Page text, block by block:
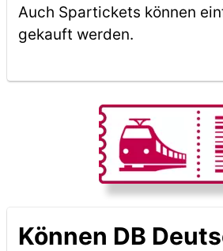
Auch Spartickets können
gekauft werden.
Können DB